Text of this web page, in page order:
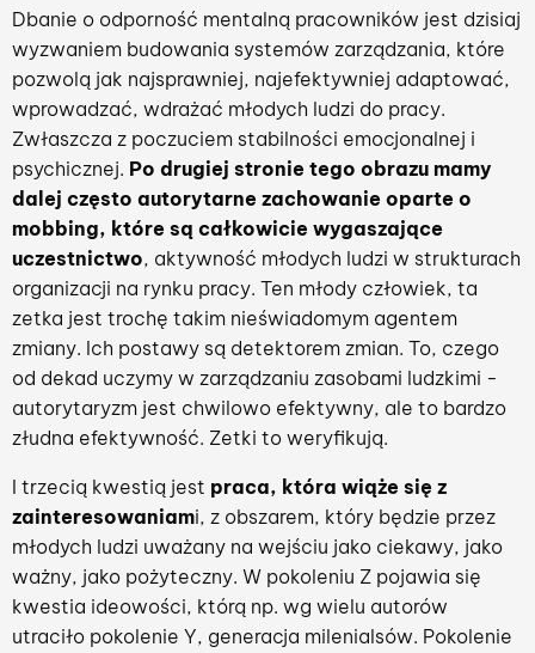
Dbanie o odporność mentalną pracowników jest dzisiaj
wyzwaniem budowania systemów zarządzania, które
pozwolą jak najsprawniej, najefektywniej adaptować,
wprowadzać, wdrażać młodych ludzi do pracy.
Zwłaszcza z poczuciem stabilności emocjonalnej i
psychicznej. Po drugiej stronie tego obrazu mamy
dalej często autorytarne zachowanie oparte o
mobbing, które są całkowicie wygaszające
uczestnictwo, aktywność młodych ludzi w strukturach
organizacji na rynku pracy. Ten młody człowiek, ta
zetka jest trochę takim nieświadomym agentem
zmiany. Ich postawy są detektorem zmian. To, czego
od dekad uczymy w zarządzaniu zasobami ludzkimi -
autorytaryzm jest chwilowo efektywny, ale to bardzo
złudna efektywność. Zetki to weryfikują.
I trzecią kwestią jest praca, która wiąże się z
zainteresowaniami, z obszarem, który będzie przez
młodych ludzi uważany na wejściu jako ciekawy, jako
ważny, jako pożyteczny. W pokoleniu Z pojawia się
kwestia ideowości, którą np. wg wielu autorów
utraciło pokolenie Y, generacja milenialsów. Pokolenie